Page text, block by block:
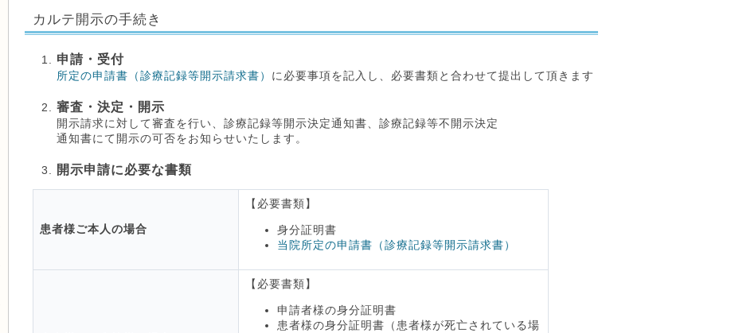
カルテ開示の手続き
申請・受付
所定の申請書（診療記録等開示請求書） に必要事項を記入し、必要書類と合わせて提出して頂きます
審査・決定・開示
開示請求に対して審査を行い、診療記録等開示決定通知書、診療記録等不開示決定
通知書にて開示の可否をお知らせいたします。
開示申請に必要な書類
患者様ご本人の場合
【必要書類】
身分証明書
当院所定の申請書（診療記録等開示請求書）
【必要書類】
申請者様の身分証明書
患者様の身分証明書（患者様が死亡されている場